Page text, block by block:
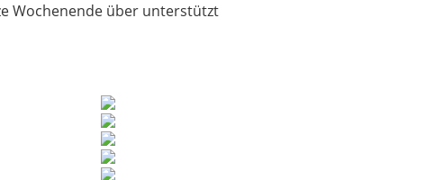
Wochenende über unterstützt